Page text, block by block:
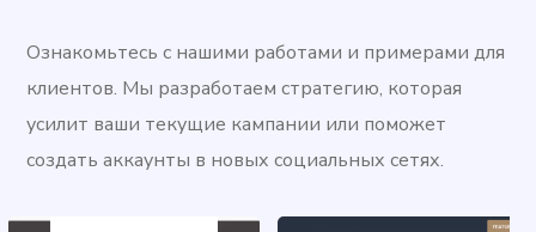
Ознакомьтесь с нашими работами и примерами для
клиентов. Мы разработаем стратегию, которая
усилит ваши текущие кампании или поможет
создать аккаунты в новых социальных сетях.